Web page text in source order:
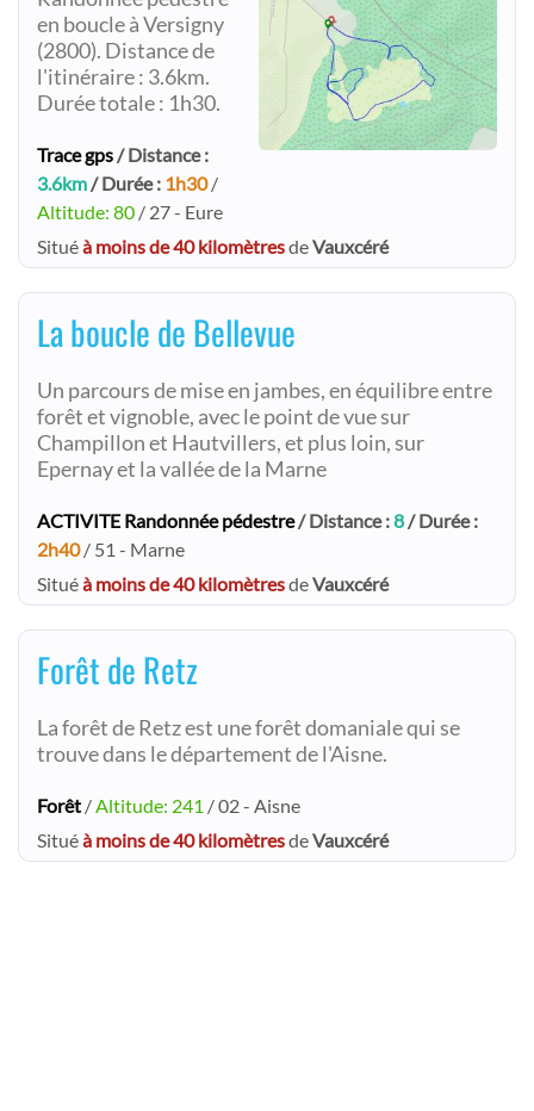
en boucle à Versigny
(2800). Distance de
l'itinéraire : 3.6km.
Durée totale : 1h30.
Trace gps/ Distance :
3.6km/ Durée : 1h30/
Altitude: 80 / 27 - Eure
Situéà moins de 40 kilomètresdeVauxcéré
La boucle de Bellevue
Un parcours de mise en jambes, en équilibre entre
forêt et vignoble, avec le point de vue sur
Champillon et Hautvillers, et plus loin, sur
Epernay et la vallée de la Marne
ACTIVITE Randonnée pédestre/ Distance :8/ Durée :
2h40/ 51 - Marne
Situéà moins de 40 kilomètresdeVauxcéré
Forêt de Retz
La forêt de Retz est une forêt domaniale qui se
trouve dans le département de l'Aisne.
Forêt /Altitude: 241 / 02 - Aisne
Situéà moins de 40 kilomètresdeVauxcéré